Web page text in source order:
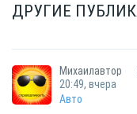
ДРУГИЕ
Михаилавтор
20:49, вчера
Авто